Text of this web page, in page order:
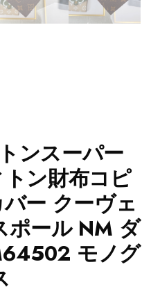
ンスーパー
ン財布コピ
ー クーヴェ
ポール NM ダ
モノグ